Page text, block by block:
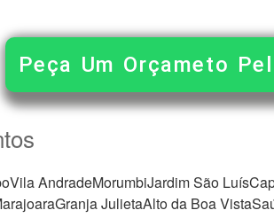
Peça Um Orçameto
AndradeMorumbiJardim São
JulietaAlto da Boa